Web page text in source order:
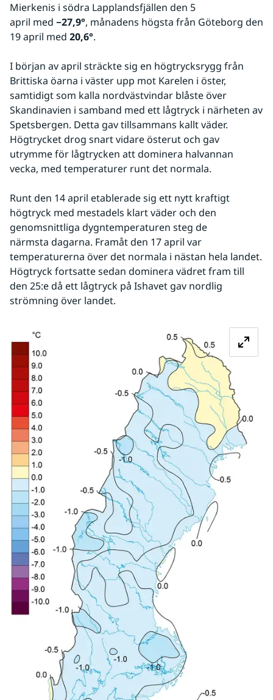
Mierkenis i södra Lapplandsfjällen den 5
april med −27,9°, månadens högsta från Göteborg den
19 april med 20,6°.
I början av april sträckte sig en högtrycksrygg från
Brittiska öarna i väster upp mot Karelen i öster,
samtidigt som kalla nordvästvindar blåste över
Skandinavien i samband med ett lågtryck i närheten av
Spetsbergen. Detta gav tillsammans kallt väder.
Högtrycket drog snart vidare österut och gav
utrymme för lågtrycken att dominera halvannan
vecka, med temperaturer runt det normala.
Runt den 14 april etablerade sig ett nytt kraftigt
högtryck med mestadels klart väder och den
genomsnittliga dygntemperaturen steg de
närmsta dagarna. Framåt den 17 april var
temperaturerna över det normala i nästan hela landet.
Högtryck fortsatte sedan dominera vädret fram till
den 25:e då ett lågtryck på Ishavet gav nordlig
strömning över landet.